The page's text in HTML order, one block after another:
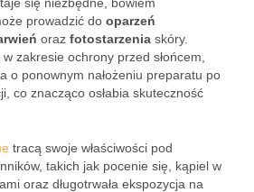
prowadzić do oparzeń
oraz fotostarzenia skóry.
zakresie ochrony przed słońcem,
o ponownym nałożeniu preparatu po
co znacząco osłabia skuteczność
tracą swoje właściwości pod
takich jak pocenie się, kąpiel w
oraz długotrwała ekspozycja na